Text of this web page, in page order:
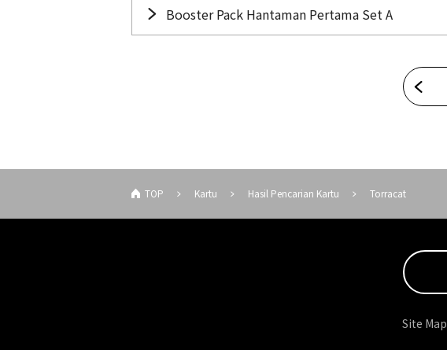
Booster Pack Hantaman Pertama Set A
TOP Kartu Hasil Pencarian Kartu Torracat
Site Map